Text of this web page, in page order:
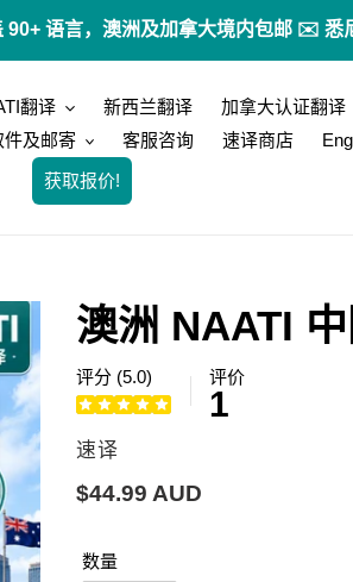
语言，澳洲及加拿大境内包邮 ✉️ 悉
翻译 新西兰翻译
加拿大认证翻译
件及邮寄 客服咨询 速译商店
获取报价!
澳洲 NAATI
评分 (5.0) 评价
1
供
应
商
速译
常
价
$44.99 AUD
数量